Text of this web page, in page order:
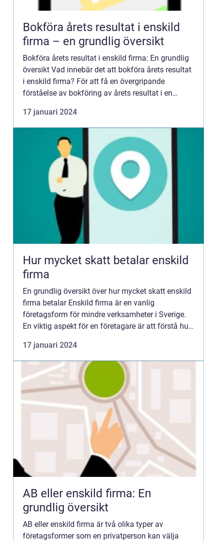
Bokföra årets resultat i enskild
firma – en grundlig översikt
Bokföra årets resultat i enskild firma: En grundlig
översikt Vad innebär det att bokföra årets resultat
i enskild firma? För att få en övergripande
förståelse av bokföring av årets resultat i en
begreppet i...
17 januari 2024
Hur mycket skatt betalar enskild
firma
En grundlig översikt över hur mycket skatt enskild
firma betalar Enskild firma är en vanlig
företagsform för mindre verksamheter i Sverige.
En viktig aspekt för en företagare är att förstå hur
kommer vi...
17 januari 2024
AB eller enskild firma: En
grundlig översikt
AB eller enskild firma är två olika typer av
företagsformer som en privatperson kan välja